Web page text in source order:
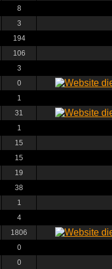
8
3
194
106
3
0
1
31
1
15
15
19
38
1
4
1806
0
0